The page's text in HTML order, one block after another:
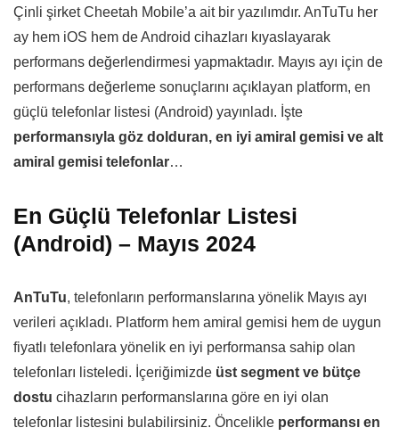
Çinli şirket Cheetah Mobile’a ait bir yazılımdır. AnTuTu her
ay hem iOS hem de Android cihazları kıyaslayarak
performans değerlendirmesi yapmaktadır. Mayıs ayı için de
performans değerleme sonuçlarını açıklayan platform, en
güçlü telefonlar listesi (Android) yayınladı. İşte
performansıyla göz dolduran, en iyi amiral gemisi ve alt
amiral gemisi telefonlar…
En Güçlü Telefonlar Listesi
(Android) – Mayıs 2024
AnTuTu, telefonların performanslarına yönelik Mayıs ayı
verileri açıkladı. Platform hem amiral gemisi hem de uygun
fiyatlı telefonlara yönelik en iyi performansa sahip olan
telefonları listeledi. İçeriğimizde üst segment ve bütçe
dostu cihazların performanslarına göre en iyi olan
telefonlar listesini bulabilirsiniz. Öncelikle performansı en